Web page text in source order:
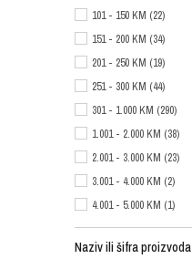
101 - 150 KM (22)
151 - 200 KM (34)
201 - 250 KM (19)
251 - 300 KM (44)
301 - 1.000 KM (290)
1.001 - 2.000 KM (38)
2.001 - 3.000 KM (23)
3.001 - 4.000 KM (2)
4.001 - 5.000 KM (1)
Naziv ili šifra proizvoda